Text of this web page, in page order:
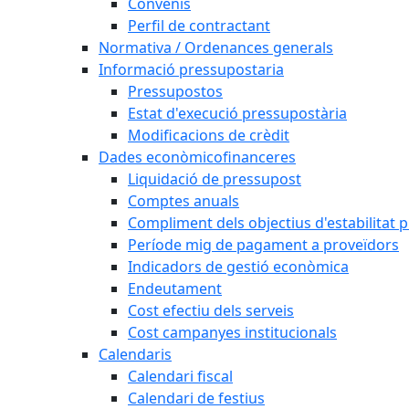
Perfil de contractant
Normativa / Ordenances generals
Informació pressupostaria
Pressupostos
Estat d'execució pressupostària
Modificacions de crèdit
Dades econòmicofinanceres
Liquidació de pressupost
Comptes anuals
Compliment dels objectius d'estabilitat
Període mig de pagament a proveïdors
Indicadors de gestió econòmica
Endeutament
Cost efectiu dels serveis
Cost campanyes institucionals
Calendaris
Calendari fiscal
Calendari de festius